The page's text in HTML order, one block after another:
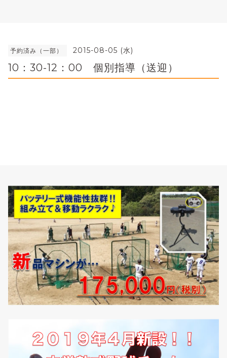
予約済み（一部） 2015-08-05 (水)
10：30-12：00 個別指導（送迎）